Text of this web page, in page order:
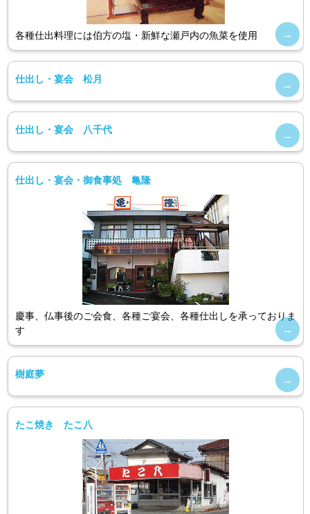
各種仕出料理には伯方の塩・新鮮な瀬戸内の魚菜を使用
仕出し・宴会 松月
仕出し・宴会 八千代
仕出し・宴会・御食事処 亀隆
慶事、仏事後のご会食、各種ご宴会、各種仕出しを承っておりま
す
樹庭夢
たこ焼き たこ八